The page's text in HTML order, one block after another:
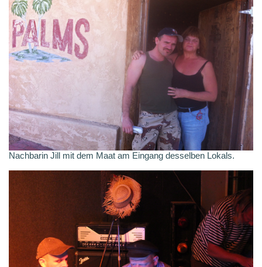
Nachbarin Jill mit dem Maat am Eingang desselben Lokals.